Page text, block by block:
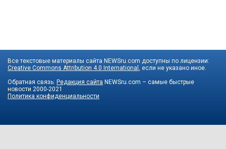
Все текстовые материалы сайта NEWSru.com доступны по лицензии:
Creative Commons Attribution 4.0 International , если не указано иное.
Обратная связь: Редакция сайта NEWSru.com – самые быстрые
новости 2000-2021
Политика конфиденциальности